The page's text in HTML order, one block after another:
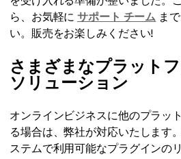
ら、お気軽にサポート チーム ま
い。販売をお楽しみください!
さまざまなプラット
ソリューション
オンラインビジネスに他のプラッ
る場合は、弊社が対応いたします
ステムで利用可能なプラグインの